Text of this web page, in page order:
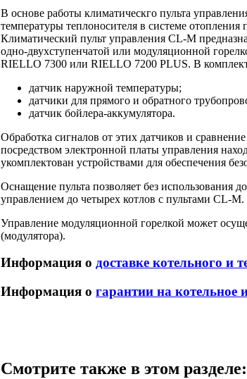
В основе работы климатическго пульта
температуры теплоносителя в системе
Климатический пульт управления CL-M
одно-двухступенчатой или модуляционной
RIELLO 7300 или RIELLO 7200 PLUS. В комплект
датчик наружной температуры;
датчики для прямого и обратного
датчик бойлера-аккумулятора.
Обработка сигналов от этих датчиков и
посредством электронной платы управления
укомплектован устройствами для обеспечения
Оснащение пульта позволяет без использования
управлением до четырех котлов с пультами CL-M.
Управление модуляционной горелкой может
(модулятора).
Информация о доставке котельного и
Информация о гарантии на котельное
Смотрите также в этом разделе: